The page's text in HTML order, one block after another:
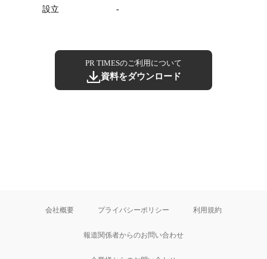
設立
-
PR TIMESのご利用について
資料をダウンロード
会社概要 プライバシーポリシー 利用規約
報道関係者からのお問い合わせ